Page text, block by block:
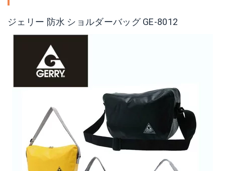
ジェリー 防水 ショルダーバッグ GE-8012